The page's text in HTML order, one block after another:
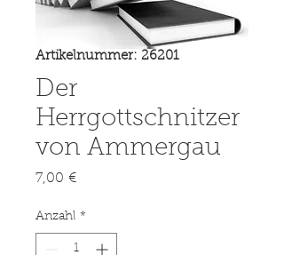
Artikelnummer: 26201
Der
Herrgottschnitzer
von Ammergau
7,00 €Preis
Anzahl *